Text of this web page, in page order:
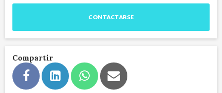
CONTACTARSE
Compartir